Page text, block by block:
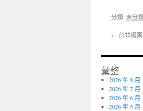
分類:未分
← 台北網
彙整
2026 年 8 月
2026 年 7 月
2026 年 6 月
2026 年 5 月